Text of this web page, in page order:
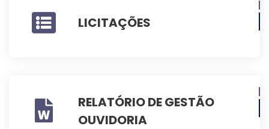
LICITAÇÕES
RELATÓRIO DE GESTÃO
OUVIDORIA